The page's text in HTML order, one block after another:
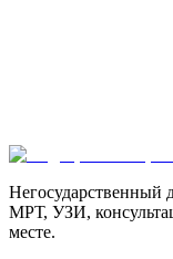
Врач УЗД · УЗИ
Негосударственный
МРТ, УЗИ,
месте.